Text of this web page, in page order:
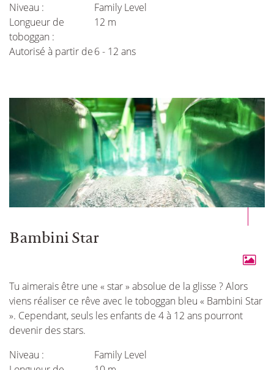
Niveau :
Family Level
Longueur de
toboggan :
12 m
Autorisé à partir de6 - 12 ans
Bambini Star
Tu aimerais être une « star » absolue de la glisse ? Alors
viens réaliser ce rêve avec le toboggan bleu « Bambini Star
». Cependant, seuls les enfants de 4 à 12 ans pourront
devenir des stars.
Niveau :
Family Level